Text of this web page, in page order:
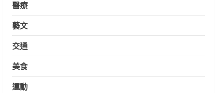
醫療
藝文
交通
美食
運動